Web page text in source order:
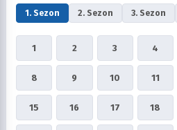
1. Sezon 2. Sezon 3. Sezon
1 2 3 4
8 9 10 11
15 16 17 18